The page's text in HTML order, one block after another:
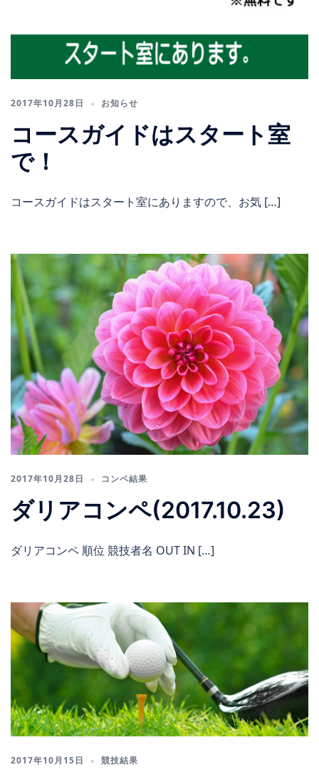
2017年10月28日 お知らせ
コースガイドはスタート室
で！
コースガイドはスタート室にありますので、お気 […]
2017年10月28日 コンペ結果
ダリアコンペ(2017.10.23)
ダリアコンペ 順位 競技者名 OUT IN […]
2017年10月15日 競技結果